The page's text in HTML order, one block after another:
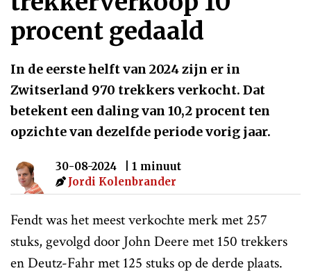
procent gedaald
In de eerste helft van 2024 zijn er in
Zwitserland 970 trekkers verkocht. Dat
betekent een daling van 10,2 procent ten
opzichte van dezelfde periode vorig jaar.
30-08-2024
| 1 minuut
Jordi Kolenbrander
Fendt was het meest verkochte merk met 257
stuks, gevolgd door John Deere met 150 trekkers
en Deutz-Fahr met 125 stuks op de derde plaats.